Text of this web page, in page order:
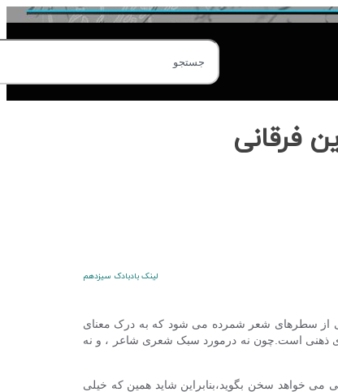
فرقانی
لینک بادبادک سیزدهم
از سطرهای شعر شمرده می شود که به درک معنای
ی ذهنی است.چون نه درمورد سبک شعری شاعر ، و نه
می خواهد سخن بگوید،بنابراین شاید همین که خیلی